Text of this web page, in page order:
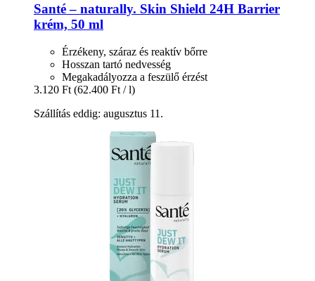
Santé – naturally. Skin Shield 24H Barrier
krém, 50 ml
Érzékeny, száraz és reaktív bőrre
Hosszan tartó nedvesség
Megakadályozza a feszülő érzést
3.120 Ft (62.400 Ft / l)
Szállítás eddig: augusztus 11.